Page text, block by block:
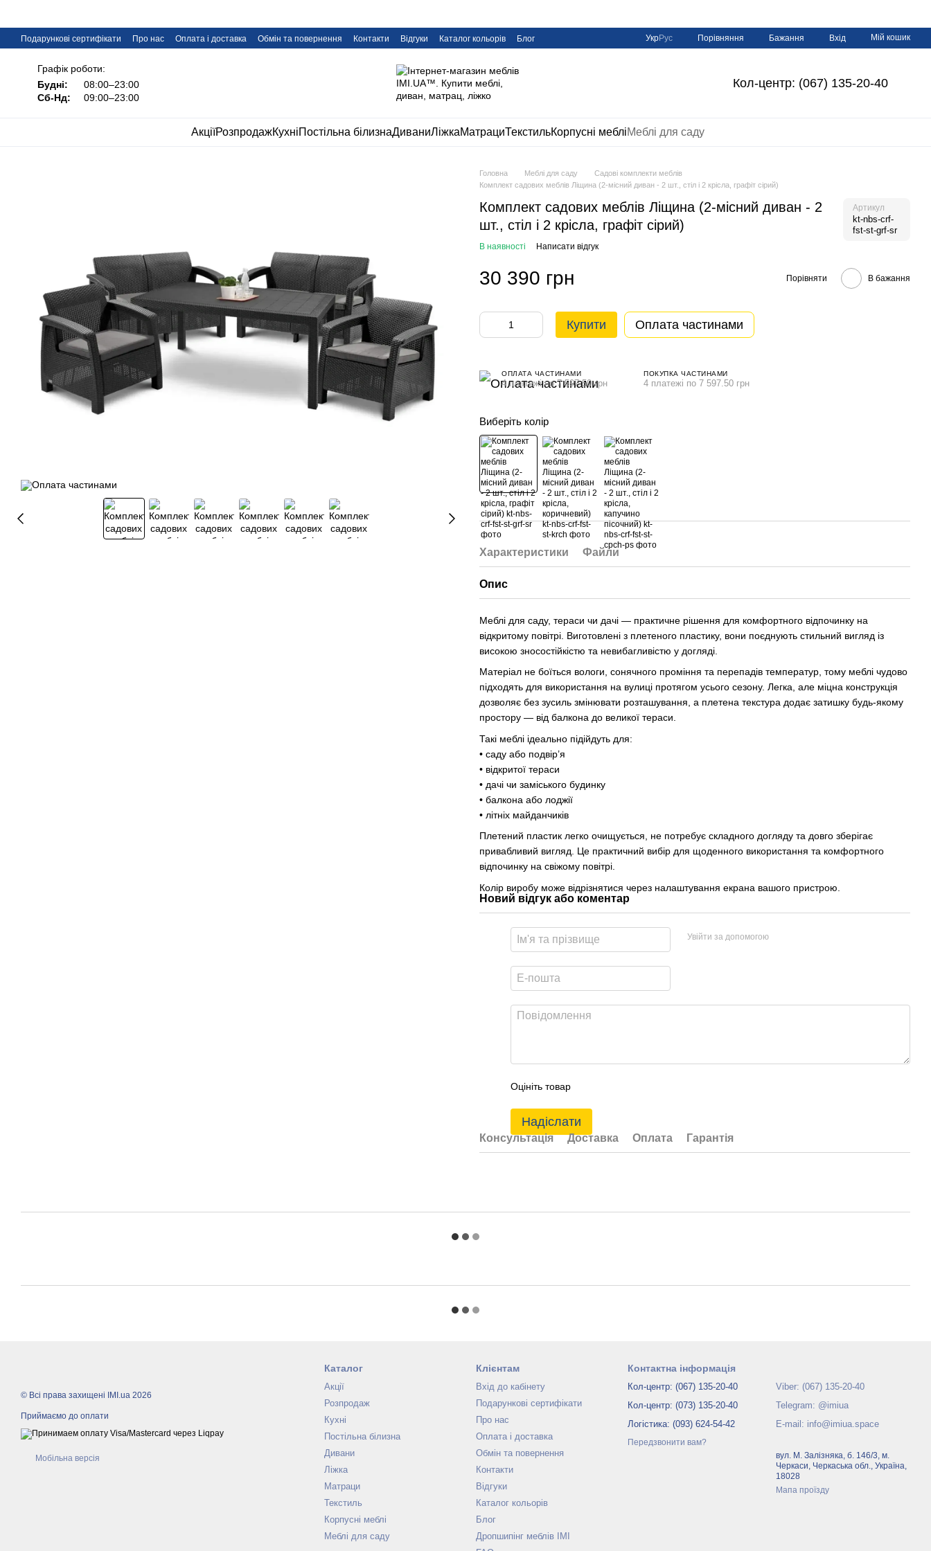
Подарункові сертифікати Про нас Оплата і доставка Обмін та повернення Контакти Відгуки Каталог кольорів
Блог
УкрРус Порівняння Бажання Вхід Мій кошик
Графік роботи:
Будні:
08:00–23:00
Сб-Нд:
09:00–23:00
Кол-центр: (067) 135-20-40
АкціїРозпродажКухніПостільна білизнаДиваниЛіжкаМатрациТекстильКорпусні мебліМеблі для саду
Головна Меблі для саду
Садові комплекти меблів
Комплект садових меблів Ліщина (2-місний диван - 2 шт., стіл і 2 крісла, графіт сірий)
Комплект садових меблів Ліщина (2-місний диван - 2
шт., стіл і 2 крісла, графіт сірий)
Артикул
kt-nbs-crf-
fst-st-grf-sr
В наявності Написати відгук
30 390 грн Порівняти В бажання
Купити Оплата частинами
ОПЛАТА ЧАСТИНАМИ
4 платежі по 7 597.50 грн
ПОКУПКА ЧАСТИНАМИ
4 платежі по 7 597.50 грн
Виберіть колір
Характеристики Файли
Опис
Меблі для саду, тераси чи дачі — практичне рішення для комфортного відпочинку на
відкритому повітрі. Виготовлені з плетеного пластику, вони поєднують стильний вигляд із
високою зносостійкістю та невибагливістю у догляді.
Матеріал не боїться вологи, сонячного проміння та перепадів температур, тому меблі чудово
підходять для використання на вулиці протягом усього сезону. Легка, але міцна конструкція
дозволяє без зусиль змінювати розташування, а плетена текстура додає затишку будь-якому
простору — від балкона до великої тераси.
Такі меблі ідеально підійдуть для:
• саду або подвір’я
• відкритої тераси
• дачі чи заміського будинку
• балкона або лоджії
• літніх майданчиків
Плетений пластик легко очищується, не потребує складного догляду та довго зберігає
привабливий вигляд. Це практичний вибір для щоденного використання та комфортного
відпочинку на свіжому повітрі.
Колір виробу може відрізнятися через налаштування екрана вашого пристрою.
Новий відгук або коментар
Увійти за допомогою
Оцініть товар
Надіслати
Консультація Доставка Оплата Гарантія
© Всі права захищені IMI.ua 2026
Приймаємо до оплати
Мобільна версія
Каталог
Акції
Розпродаж
Кухні
Постільна білизна
Дивани
Ліжка
Матраци
Текстиль
Корпусні меблі
Меблі для саду
Клієнтам
Вхід до кабінету
Подарункові сертифікати
Про нас
Оплата і доставка
Обмін та повернення
Контакти
Відгуки
Каталог кольорів
Блог
Дропшипінг меблів IMI
Контактна інформація
Кол-центр: (067) 135-20-40
Кол-центр: (073) 135-20-40
Логістика: (093) 624-54-42
Передзвонити вам?
Viber: (067) 135-20-40
Telegram: @imiua
E-mail: info@imiua.space
вул. М. Залізняка, б. 146/3, м.
Черкаси, Черкаська обл., Україна,
18028
Мапа проїзду